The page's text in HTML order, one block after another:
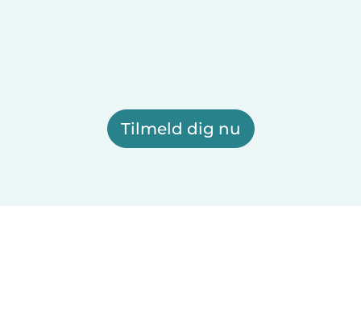
Tilmeld dig nu